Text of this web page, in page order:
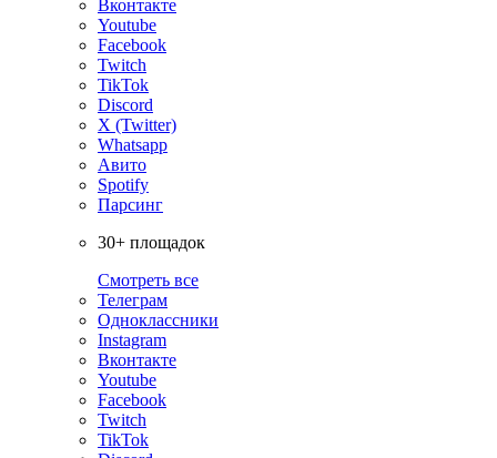
Вконтакте
Youtube
Facebook
Twitch
TikTok
Discord
X (Twitter)
Whatsapp
Авито
Spotify
Парсинг
30+ площадок
Смотреть все
Телеграм
Одноклассники
Instagram
Вконтакте
Youtube
Facebook
Twitch
TikTok